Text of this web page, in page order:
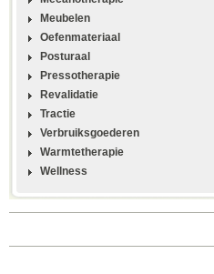
Meubelen
Oefenmateriaal
Posturaal
Pressotherapie
Revalidatie
Tractie
Verbruiksgoederen
Warmtetherapie
Wellness